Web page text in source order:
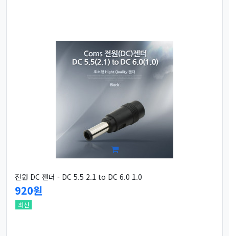
전원 DC 젠더 - DC 5.5 2.1 to DC 6.0 1.0
920원
최신